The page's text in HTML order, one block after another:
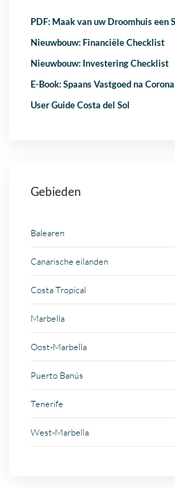
PDF: Maak van uw Droomhuis een
Nieuwbouw: Financiële Checklist
Nieuwbouw: Investering Checklist
E-Book: Spaans Vastgoed na Corona
User Guide Costa del Sol
Gebieden
Balearen
Canarische eilanden
Costa Tropical
Marbella
Oost-Marbella
Puerto Banús
Tenerife
West-Marbella